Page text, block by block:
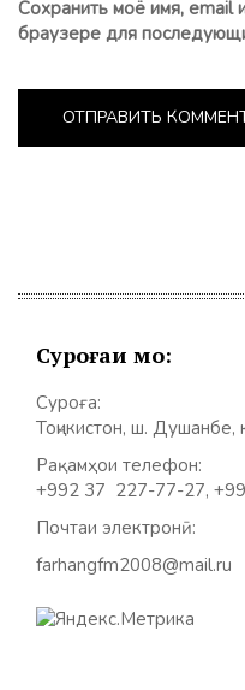
Сохранить моё имя, email
браузере для
Суроғаи мо:
Суроға:
Тоҷикистон, ш.
Рақамҳои телефон:
+992 37 227-77-27,
Почтаи электронӣ:
farhangfm2008@mail.ru